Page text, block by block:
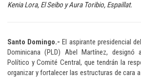
Kenia Lora, El Seibo y Aura Toribio, Espaillat.
Santo Domingo.- El aspirante presidencial
Dominicana (PLD) Abel Martínez, designó
Político y Comité Central, que tendrán la
organizar y fortalecer las estructuras de cara